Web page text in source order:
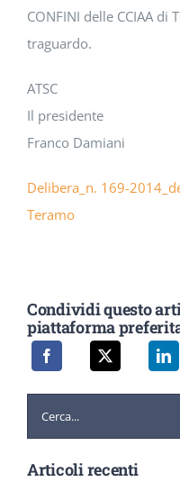
CONFINI delle CCIAA
traguardo.
ATSC
Il presidente
Franco Damiani
Delibera_n. 169-
Teramo
Condividi questo
piattaforma
per:
Articoli recenti